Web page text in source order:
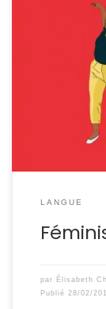
« J’suis pas
amie
famille
enfants à
bon ? Ben,
pourquoi elle
LANGUE
par Élisabeth
Publié 28/02/